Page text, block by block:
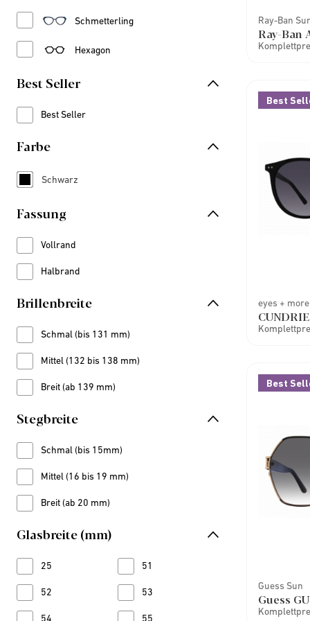
Schmetterling
Refine by Stil: Schmetterling
Hexagon
Refine by Stil: Hexagon
Best Seller
Best Seller
Refine by Best Seller: Best Seller
Farbe
Schwarz
Refine by Farbe: Schwarz
Fassung
Vollrand
Refine by Fassung: Vollrand
Halbrand
Refine by Fassung: Halbrand
Brillenbreite
Schmal (bis 131 mm)
Refine by Brillenbreite: Schmal (bis 131 mm)
Mittel (132 bis 138 mm)
Refine by Brillenbreite: Mittel (132 bis 138 mm)
Breit (ab 139 mm)
Refine by Brillenbreite: Breit (ab 139 mm)
Stegbreite
Schmal (bis 15mm)
Refine by Stegbreite: Schmal (bis 15mm)
Mittel (16 bis 19 mm)
Refine by Stegbreite: Mittel (16 bis 19 mm)
Breit (ab 20 mm)
Refine by Stegbreite: Breit (ab 20 mm)
Glasbreite (mm)
25
Refine by Glasbreite (mm): 25
51
Refine by Glasbreite (mm): 51
52
Refine by Glasbreite (mm): 52
53
Refine by Glasbreite (mm): 53
54
Refine by Glasbreite (mm): 54
55
Refine by Glasbreite (mm): 55
Ray-Ban
Ray-Ban
Best
eyes + more
CUNDRIE
Best
Guess Sun
Guess